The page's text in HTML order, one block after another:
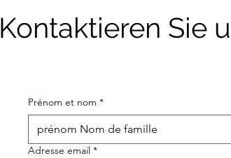
Kontaktieren Sie
Prénom et nom *
Adresse email *